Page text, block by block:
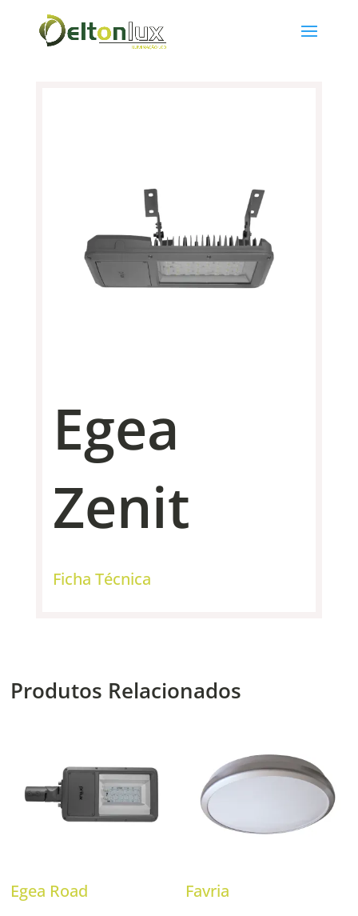
Egea
Zenit
Ficha Técnica
Produtos Relacionados
Egea Road Favria